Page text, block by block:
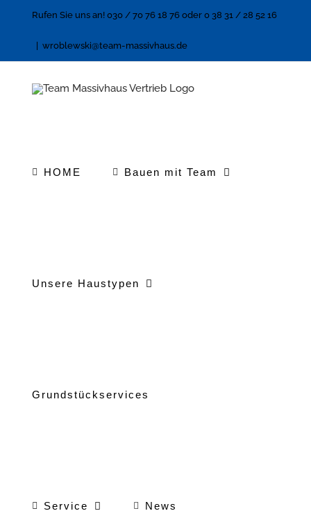
springen
Rufen Sie uns an! 030 / 70 76 18 76 oder 0 38 31 / 28 52 16
wroblewski@team-massivhaus.de
HOME Bauen mit Team
Unsere Haustypen
Grundstückservices
Service News